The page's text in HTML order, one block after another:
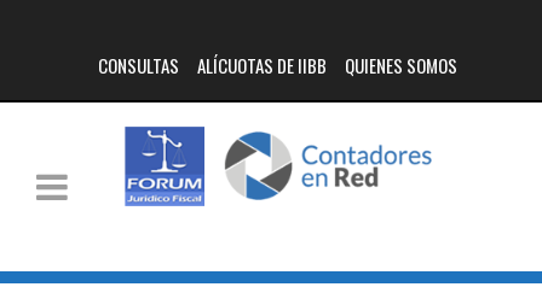
CONSULTAS ALÍCUOTAS DE IIBB QUIENES SOMOS